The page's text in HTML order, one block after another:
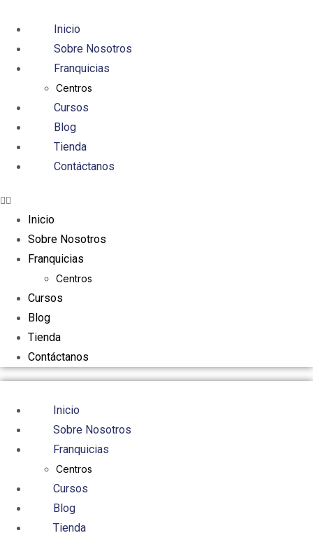
Inicio
Sobre Nosotros
Franquicias
Centros
Cursos
Blog
Tienda
Contáctanos
Inicio
Sobre Nosotros
Franquicias
Centros
Cursos
Blog
Tienda
Contáctanos
Inicio
Sobre Nosotros
Franquicias
Centros
Cursos
Blog
Tienda
Acuérdate de mí